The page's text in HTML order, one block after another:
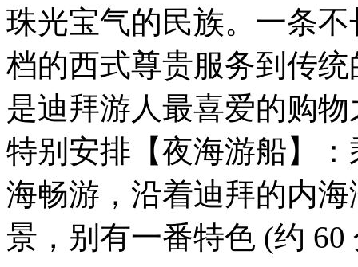
珠光宝气的民族。一条
档的西式尊贵服务到传
是迪拜游人最喜爱的购
特别安排【夜海游船】
海畅游，沿着迪拜的内
景，别有一番特色 (约 60